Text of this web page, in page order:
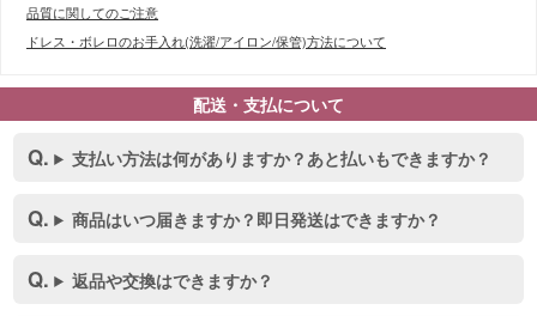
品質に関してのご注意
ドレス・ボレロのお手入れ(洗濯/アイロン/保管)方法について
配送・支払について
支払い方法は何がありますか？あと払いもできますか？
商品はいつ届きますか？即日発送はできますか？
返品や交換はできますか？